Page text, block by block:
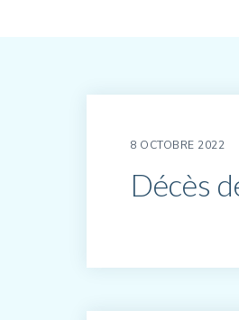
8 OCTOBRE 2022
Décès